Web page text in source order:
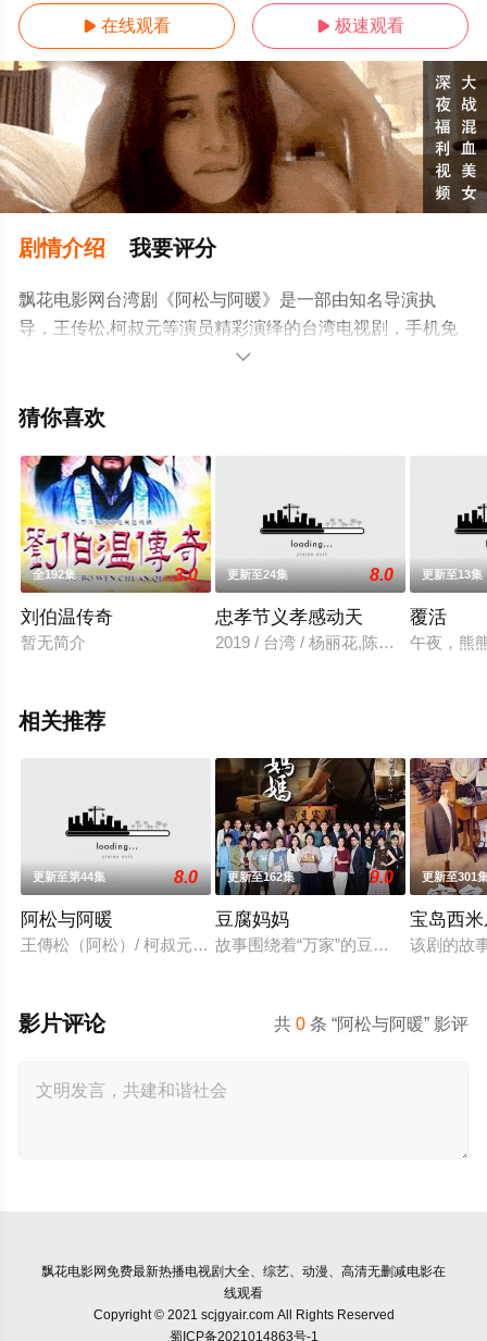
 在线观看  极速观看
剧情介绍 我要评分
飘花电影网台湾剧《阿松与阿暖》是一部由知名导演执
导，王传松,柯叔元等演员精彩演绎的台湾电视剧，手机免
费观看高清未删减完整版电视剧全集就上飘花影院，更多
解。

猜你喜欢
全192集 3.0
刘伯温传奇
暂无简介
更新至24集 8.0
忠孝节义孝感动天
2019 / 台湾 / 杨丽花,陈亚兰
更新至13集
覆活
午夜，熊
相关推荐
更新至第44集 8.0
阿松与阿暖
王傳松（阿松）/ 柯叔元 飾演「他一輩子守著傳統，卻在遇見
更新至162集 9.0
豆腐妈妈
故事围绕着“万家”的豆腐老店，因“
更新至301
宝岛西
该剧的故
共0 条 “阿松与阿暖” 影评
影片评论
飘花电影网免费最新热播电视剧大全、综艺、动漫、高清无删减电影在
线观看
Copyright © 2021 scjgyair.com All Rights Reserved
蜀ICP备2021014863号-1